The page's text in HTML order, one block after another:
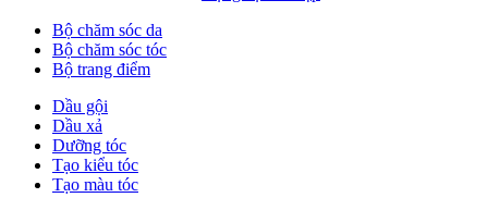
Bộ chăm sóc da
Bộ chăm sóc tóc
Bộ trang điểm
Dầu gội
Dầu xả
Dưỡng tóc
Tạo kiểu tóc
Tạo màu tóc